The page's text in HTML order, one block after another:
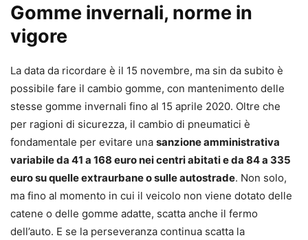
Gomme invernali, norme in
vigore
La data da ricordare è il 15 novembre, ma sin da subito è
possibile fare il cambio gomme, con mantenimento delle
stesse gomme invernali fino al 15 aprile 2020. Oltre che
per ragioni di sicurezza, il cambio di pneumatici è
fondamentale per evitare una sanzione amministrativa
variabile da 41 a 168 euro nei centri abitati e da 84 a 335
euro su quelle extraurbane o sulle autostrade. Non solo,
ma fino al momento in cui il veicolo non viene dotato delle
catene o delle gomme adatte, scatta anche il fermo
dell’auto. E se la perseveranza continua scatta la